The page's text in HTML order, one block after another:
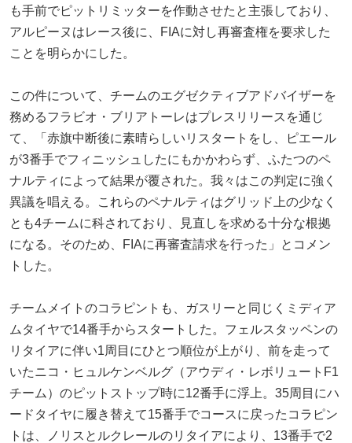
も手前でピットリミッターを作動させたと主張しており、
アルピーヌはレース後に、FIAに対し再審査権を要求した
ことを明らかにした。
この件について、チームのエグゼクティブアドバイザーを
務めるフラビオ・ブリアトーレはプレスリリースを通じ
て、「赤旗中断後に素晴らしいリスタートをし、ピエール
が3番手でフィニッシュしたにもかかわらず、ふたつのペ
ナルティによって結果が覆された。我々はこの判定に強く
異議を唱える。これらのペナルティはグリッド上の少なく
とも4チームに科されており、見直しを求める十分な根拠
になる。そのため、FIAに再審査請求を行った」とコメン
トした。
チームメイトのコラピントも、ガスリーと同じくミディア
ムタイヤで14番手からスタートした。フェルスタッペンの
リタイアに伴い1周目にひとつ順位が上がり、前を走って
いたニコ・ヒュルケンベルグ（アウディ・レボリュートF1
チーム）のピットストップ時に12番手に浮上。35周目にハ
ードタイヤに履き替えて15番手でコースに戻ったコラピン
トは、ノリスとルクレールのリタイアにより、13番手で2